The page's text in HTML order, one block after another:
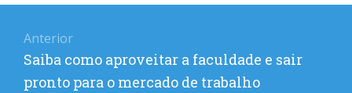
de
Post
Anterior
Post
anterior:
Saiba como aproveitar a faculdade e sair
pronto para o mercado de trabalho